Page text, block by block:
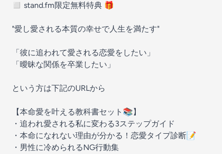
◻ stand.fm限定無料特典 🎁
"愛し愛される本質の幸せで人生を満たす"
「彼に追われて愛される恋愛をしたい」
「曖昧な関係を卒業したい」
という方は下記のURLから
【本命愛を叶える教科書セット📚】
・追われ愛される私に変わる3ステップガイド
・本命になれない理由が分かる！恋愛タイプ診断📝
・男性に冷められるNG行動集